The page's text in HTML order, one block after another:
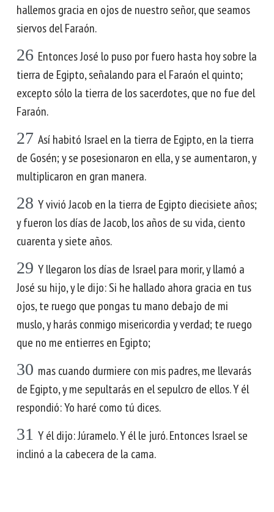
hallemos gracia en ojos de nuestro señor, que seamos
siervos del Faraón.
26 Entonces José lo puso por fuero hasta hoy sobre la
tierra de Egipto, señalando para el Faraón el quinto;
excepto sólo la tierra de los sacerdotes, que no fue del
Faraón.
27 Así habitó Israel en la tierra de Egipto, en la tierra
de Gosén; y se posesionaron en ella, y se aumentaron, y
multiplicaron en gran manera.
28 Y vivió Jacob en la tierra de Egipto diecisiete años;
y fueron los días de Jacob, los años de su vida, ciento
cuarenta y siete años.
29 Y llegaron los días de Israel para morir, y llamó a
José su hijo, y le dijo: Si he hallado ahora gracia en tus
ojos, te ruego que pongas tu mano debajo de mi
muslo, y harás conmigo misericordia y verdad; te ruego
que no me entierres en Egipto;
30 mas cuando durmiere con mis padres, me llevarás
de Egipto, y me sepultarás en el sepulcro de ellos. Y él
respondió: Yo haré como tú dices.
31 Y él dijo: Júramelo. Y él le juró. Entonces Israel se
inclinó a la cabecera de la cama.